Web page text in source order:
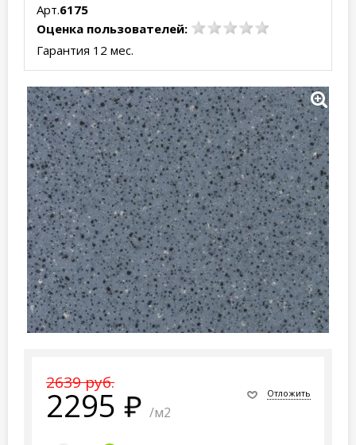
Арт.6175
Оценка пользователей:
Гарантия 12 мес.
2639 руб.
2295 /м2
Отложить